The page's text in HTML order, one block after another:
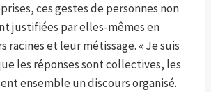
ces gestes de personnes non
justifiées par elles-mêmes en
racines et leur métissage. « Je suis
les réponses sont collectives, les
ensemble un discours organisé.